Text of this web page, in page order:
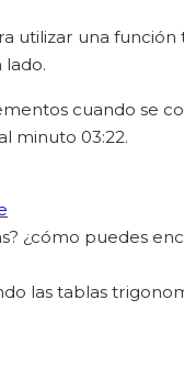
utilizar una
lado.
cuando se
minuto 03:22.
¿cómo puedes
las tablas